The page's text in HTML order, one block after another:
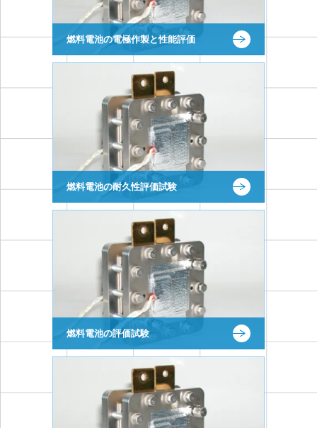
燃料電池の電極作製と性能評価
燃料電池の耐久性評価試験
燃料電池の評価試験